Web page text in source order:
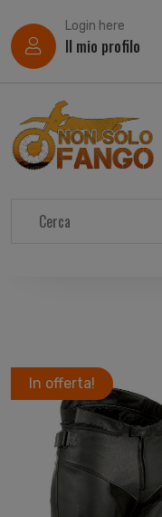
Login here
Il mio profilo
In offerta!